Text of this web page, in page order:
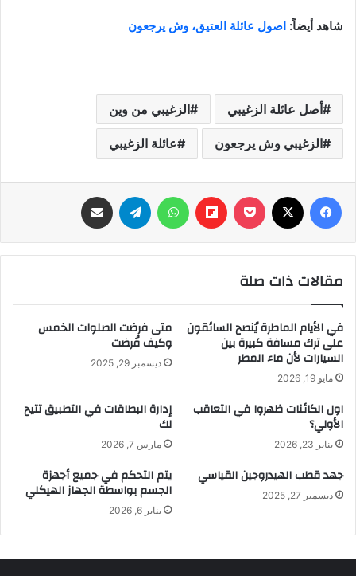
شاهد أيضاً: اصول عائلة العتيق، وش يرجعون
أصل عائلة الزغيبي الزغيبي من وين
الزغيبي وش يرجعون عائلة الزغيبي
فيسبوك ‫Pocket
Flipboard واتساب تيلقرام
مقالات ذات صلة
في الأيام الماطرة يُنصح السائقون
على ترك مسافة كبيرة بين
السيارات لأن ماء المطر
مايو 19, 2026
متى فرضت الصلوات الخمس
وكيف فُرضت
ديسمبر 29, 2025
اول الكائنات ظهروا في التعاقب
الأولي؟
يناير 23, 2026
إدارة البطاقات في التطبيق تتيح
لك
مارس 7, 2026
جهد قطب الهيدروجين القياسي
ديسمبر 27, 2025
يتم التحكم في جميع أجهزة
الجسم بواسطة الجهاز الهيكلي
يناير 6, 2026